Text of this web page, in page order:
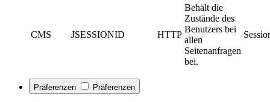
CMS JSESSIONID HTTP
Behält die
Zustände des
Benutzers bei
allen
Seitenanfragen
bei.
Präferenzen Präferenzen